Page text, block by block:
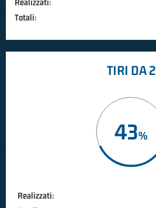
Realizzati:
Totali:
TIRI DA 2
43
Realizzati: